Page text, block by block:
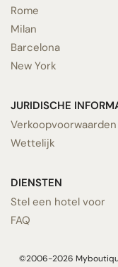
Rome
Milan
Barcelona
New York
JURIDISCHE
Verkoopvoorwaarden
Wettelijk
DIENSTEN
Stel een hotel voor
FAQ
©2006-2026